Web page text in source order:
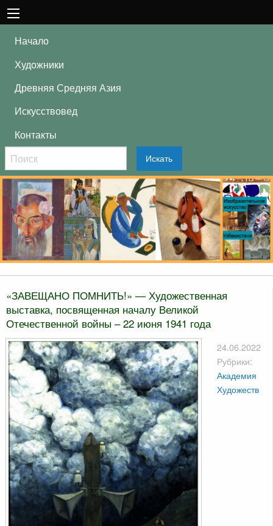
Начало
Художники
Древняя Средняя Азия
Искусствовед
Контакты
Искать
«ЗАВЕЩАНО ПОМНИТЬ!» — Художественная
выставка, посвященная началу Великой
Отечественной войны – 22 июня 1941 года
24.06.2022
Рубрики:
Академия
Художеств